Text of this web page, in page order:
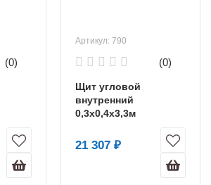
(0)
Артикул: 790
(0)
Щит угловой
внутренний
0,3х0,4х3,3м
21 307 ₽